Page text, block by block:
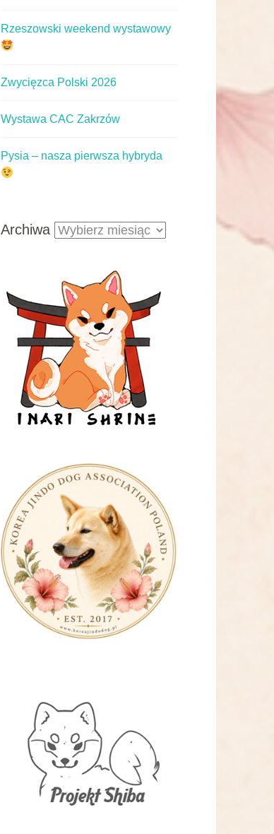
Rzeszowski weekend wystawowy
Zwycięzca Polski 2026
Wystawa CAC Zakrzów
Pysia – nasza pierwsza hybryda
Archiwa